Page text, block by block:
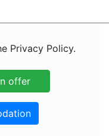
Privacy Policy.